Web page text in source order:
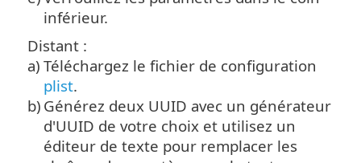
inférieur.
Distant :
a) Téléchargez le fichier de configuration
plist.
b) Générez deux UUID avec un générateur
d'UUID de votre choix et utilisez un
éditeur de texte pour remplacer les